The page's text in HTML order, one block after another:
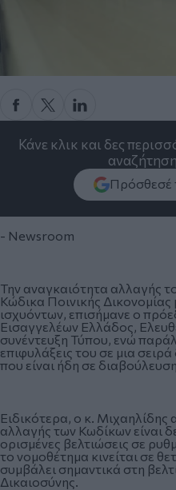
Κάνε κλικ και δες
Πρόσθεσέ
- Newsroom
Την αναγκαιότητα αλλαγής
Κώδικα Ποινικής
ισχυόντων, επισήμανε ο
Εισαγγελέων Ελλάδος,
συνέντευξη Τύπου, ενώ
επιφυλάξεις του σε μια
που είναι ήδη σε
Ειδικότερα, ο κ. Μιχαηλίδης
αλλαγής των Κωδίκων είναι
ορισμένες βελτιώσεις σε
το νομοθέτημα κινείται σε
συμβάλει σημαντικά στη
Δικαιοσύνης.